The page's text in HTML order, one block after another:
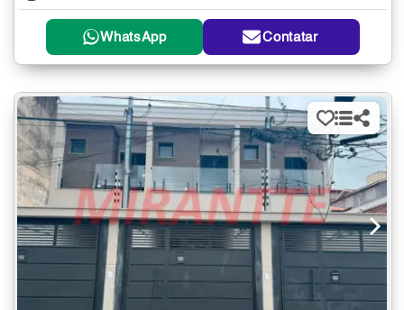
WhatsApp Contatar